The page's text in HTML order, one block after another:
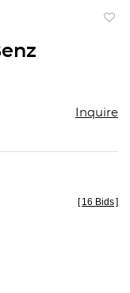
Inquire
[ 16 Bids]